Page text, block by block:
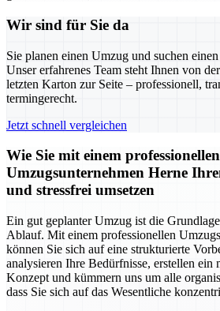
Wir sind für Sie da
Sie planen einen Umzug und suchen
Unser erfahrenes Team steht Ihnen von
letzten Karton zur Seite – professionell,
termingerecht.
Jetzt schnell vergleichen
Wie Sie mit einem professionellen
Umzugsunternehmen Herne
und stressfrei umsetzen
Ein gut geplanter Umzug ist die
Ablauf. Mit einem professionellen
können Sie sich auf eine strukturierte
analysieren Ihre Bedürfnisse, erstellen ein
Konzept und kümmern uns um alle
dass Sie sich auf das Wesentliche